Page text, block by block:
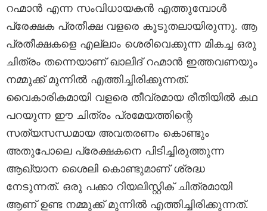
റഹ്മാൻ എന്ന സംവിധായകൻ എത്തുമ്പോൾ
പ്രേക്ഷക പ്രതീക്ഷ വളരെ കൂടുതലായിരുന്നു. ആ
പ്രതീക്ഷകളെ എല്ലാം ശെരിവെക്കുന്ന മികച്ച ഒരു
ചിത്രം തന്നെയാണ് ഖാലിദ് റഹ്മാൻ ഇത്തവണയും
നമ്മുക്ക് മുന്നിൽ എത്തിച്ചിരിക്കുന്നത്.
വൈകാരികമായി വളരെ തീവ്രമായ രീതിയിൽ കഥ
പറയുന്ന ഈ ചിത്രം പ്രമേയത്തിന്റെ
സത്യസന്ധമായ അവതരണം കൊണ്ടും
അതുപോലെ പ്രേക്ഷകനെ പിടിച്ചിരുത്തുന്ന
ആഖ്യാന ശൈലി കൊണ്ടുമാണ് ശ്രദ്ധ
നേടുന്നത്. ഒരു പക്കാ റിയലിസ്റ്റിക് ചിത്രമായി
ആണ് ഉണ്ട നമ്മുക്ക് മുന്നിൽ എത്തിച്ചിരിക്കുന്നത്.